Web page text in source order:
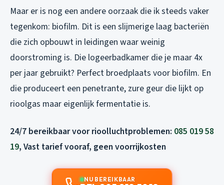
Maar er is nog een andere oorzaak die ik steeds vaker
tegenkom: biofilm. Dit is een slijmerige laag bacteriën
die zich opbouwt in leidingen waar weinig
doorstroming is. Die logeerbadkamer die je maar 4x
per jaar gebruikt? Perfect broedplaats voor biofilm. En
die produceert een penetrante, zure geur die lijkt op
rioolgas maar eigenlijk fermentatie is.
24/7 bereikbaar voor rioolluchtproblemen: 085 019 58
19, Vast tarief vooraf, geen voorrijkosten
NU BEREIKBAAR